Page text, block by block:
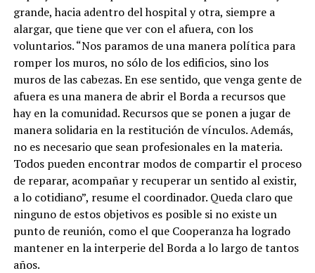
grande, hacia adentro del hospital y otra, siempre a
alargar, que tiene que ver con el afuera, con los
voluntarios. “Nos paramos de una manera política para
romper los muros, no sólo de los edificios, sino los
muros de las cabezas. En ese sentido, que venga gente de
afuera es una manera de abrir el Borda a recursos que
hay en la comunidad. Recursos que se ponen a jugar de
manera solidaria en la restitución de vínculos. Además,
no es necesario que sean profesionales en la materia.
Todos pueden encontrar modos de compartir el proceso
de reparar, acompañar y recuperar un sentido al existir,
a lo cotidiano”, resume el coordinador. Queda claro que
ninguno de estos objetivos es posible si no existe un
punto de reunión, como el que Cooperanza ha logrado
mantener en la interperie del Borda a lo largo de tantos
años.